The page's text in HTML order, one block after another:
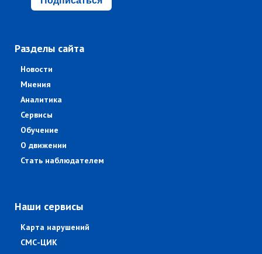
Разделы сайта
Новости
Мнения
Аналитика
Сервисы
Обучение
О движении
Стать наблюдателем
Наши сервисы
Карта нарушений
СМС-ЦИК